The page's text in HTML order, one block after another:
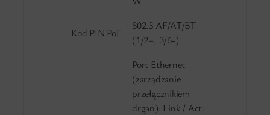
Kod PIN PoE
802.3 AF/AT/BT
(1/2+, 3/6-)
Port Ethernet
(zarządzanie
przełącznikiem
drgań): Link / Act: